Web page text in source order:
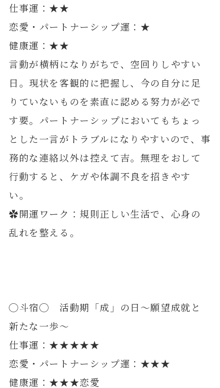
仕事運：★★
恋愛・パートナーシップ運：★
健康運：★★
言動が横柄になりがちで、空回りしやすい
日。現状を客観的に把握し、今の自分に足
りていないものを素直に認める努力が必で
す要。パートナーシップにおいてもちょっ
とした一言がトラブルになりやすいので、事
務的な連絡以外は控えて吉。無理をおして
行動すると、ケガや体調不良を招きやす
い。
✿開運ワーク：規則正しい生活で、心身の
乱れを整える。
◯斗宿◯ 活動期「成」の日～願望成就と
新たな一歩～
仕事運：★★★★★
恋愛・パートナーシップ運：★★★
健康運：★★★恋愛